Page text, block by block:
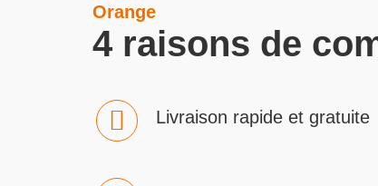
Orange
4 raisons de
Livraison rapide et gratuite